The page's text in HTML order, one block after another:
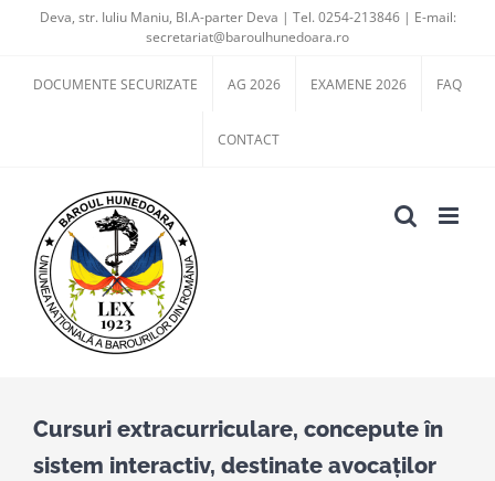
content
Deva, str. Iuliu Maniu, Bl.A-parter Deva | Tel. 0254-213846 | E-mail:
secretariat@baroulhunedoara.ro
DOCUMENTE SECURIZATE AG 2026 EXAMENE 2026 FAQ
CONTACT
Cursuri extracurriculare, concepute în
sistem interactiv, destinate avocaților